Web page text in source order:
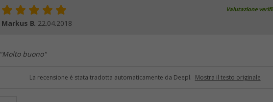
Valutazione
Markus B. 22.04.2018
"Molto buono"
La recensione è stata tradotta automaticamente da Deepl. Mostra il testo originale